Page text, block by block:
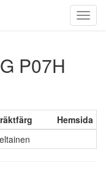
P07H
Hemsida